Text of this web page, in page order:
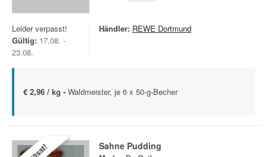
Leider verpasst!
Gültig: 17.08. -
23.08.
Händler: REWE Dortmund
€ 2,96 / kg - Waldmeister, je 6 x 50-g-Becher
Sahne Pudding